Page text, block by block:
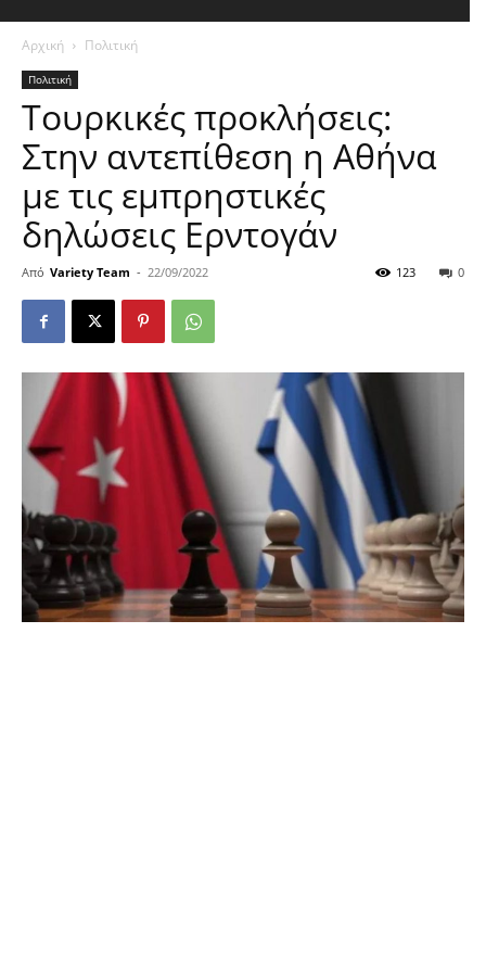
Αρχική Πολιτική
Πολιτική
Τουρκικές προκλήσεις:
Στην αντεπίθεση η Αθήνα
με τις εμπρηστικές
δηλώσεις Ερντογάν
Από Variety Team - 22/09/2022 0
123